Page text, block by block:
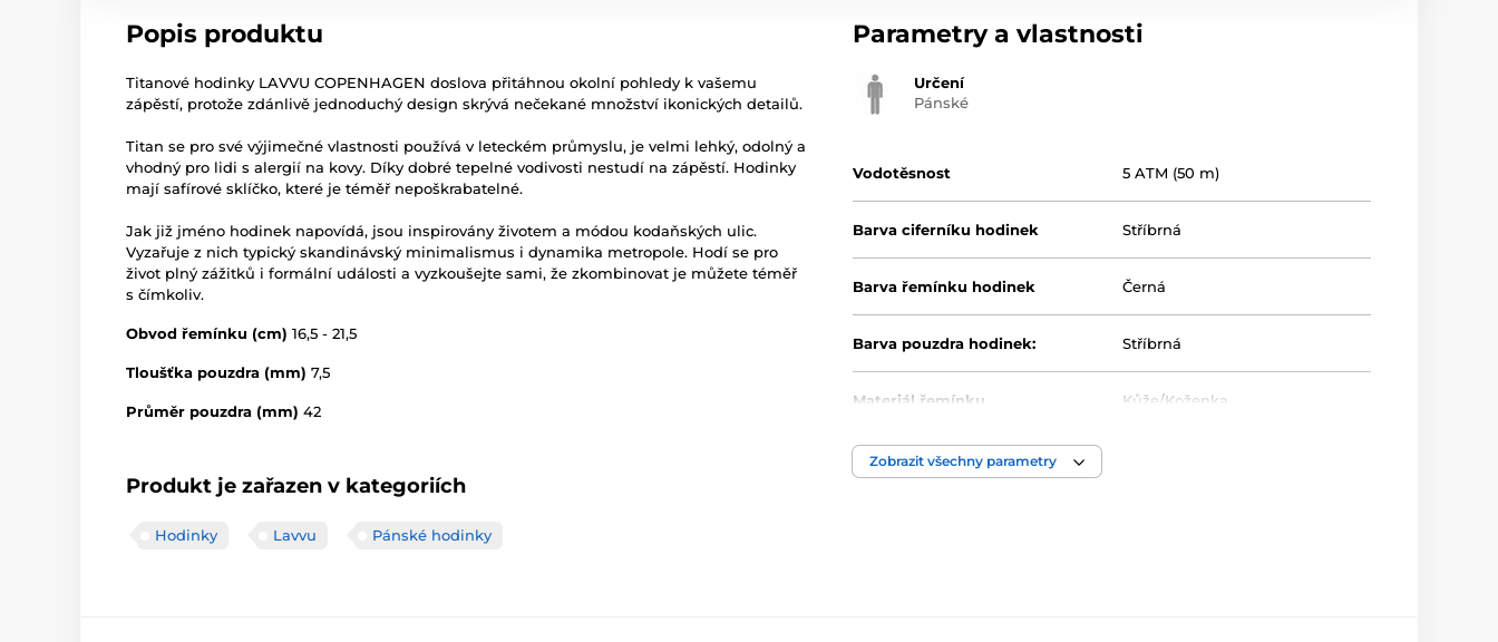
Popis produktu
Titanové hodinky LAVVU COPENHAGEN doslova přitáhnou okolní pohledy k vašemu
zápěstí, protože zdánlivě jednoduchý design skrývá nečekané množství ikonických detailů.
Titan se pro své výjimečné vlastnosti používá v leteckém průmyslu, je velmi lehký, odolný a
vhodný pro lidi s alergií na kovy. Díky dobré tepelné vodivosti nestudí na zápěstí. Hodinky
mají safírové sklíčko, které je téměř nepoškrabatelné.
Jak již jméno hodinek napovídá, jsou inspirovány životem a módou kodaňských ulic.
Vyzařuje z nich typický skandinávský minimalismus i dynamika metropole. Hodí se pro
život plný zážitků i formální události a vyzkoušejte sami, že zkombinovat je můžete téměř
s čímkoliv.
Obvod řemínku (cm) 16,5 - 21,5
Tloušťka pouzdra (mm) 7,5
Průměr pouzdra (mm) 42
Produkt je zařazen v kategoriích
Hodinky Lavvu Pánské hodinky
Parametry a vlastnosti
Určení
Pánské
Vodotěsnost 5 ATM (50 m)
Barva ciferníku hodinek Stříbrná
Barva řemínku hodinek Černá
Barva pouzdra hodinek: Stříbrná
Materiál řemínku Kůže/Koženka
Zobrazit všechny parametry